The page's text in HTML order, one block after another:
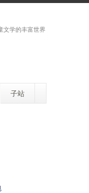
文学的丰富世界
子站